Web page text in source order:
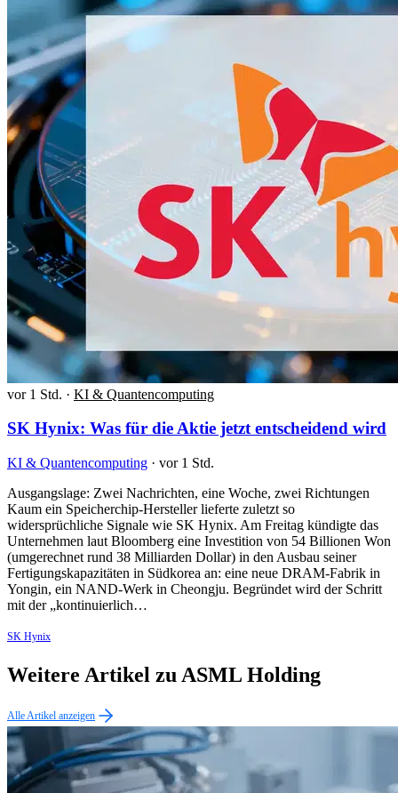
vor 1 Std. · KI & Quantencomputing
SK Hynix: Was für die Aktie jetzt entscheidend wird
KI & Quantencomputing · vor 1 Std.
Ausgangslage: Zwei Nachrichten, eine Woche, zwei Richtungen
Kaum ein Speicherchip-Hersteller lieferte zuletzt so
widersprüchliche Signale wie SK Hynix. Am Freitag kündigte das
Unternehmen laut Bloomberg eine Investition von 54 Billionen Won
(umgerechnet rund 38 Milliarden Dollar) in den Ausbau seiner
Fertigungskapazitäten in Südkorea an: eine neue DRAM-Fabrik in
Yongin, ein NAND-Werk in Cheongju. Begründet wird der Schritt
mit der „kontinuierlich…
SK Hynix
Weitere Artikel zu ASML Holding
Alle Artikel anzeigen